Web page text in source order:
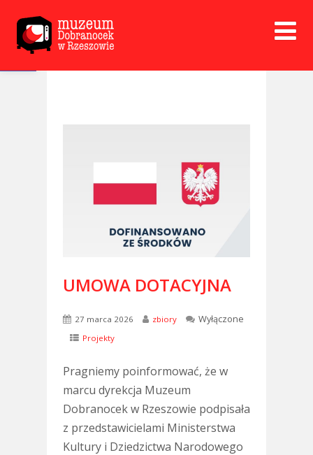
Open toolbar
UMOWA DOTACYJNA
27 marca 2026 zbiory Wyłączone
Projekty
Pragniemy poinformować, że w
marcu dyrekcja Muzeum
Dobranocek w Rzeszowie podpisała
z przedstawicielami Ministerstwa
Kultury i Dziedzictwa Narodowego